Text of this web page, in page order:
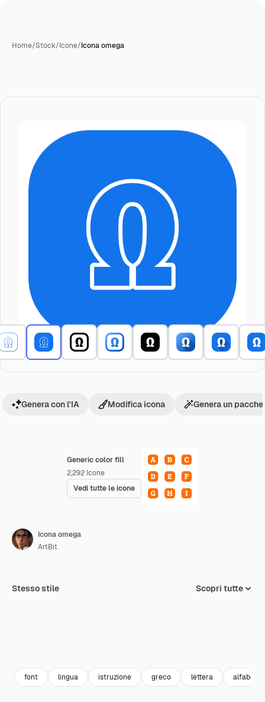
Home/Stock/Icone/Icona omega
Generic color fill
2,292 Icone
Vedi tutte le icone
Genera con l'IA Modifica icona Genera un
Icona omega
ArtBit
Stesso stile Scopri tutte
font lingua istruzione greco lettera alfabeto